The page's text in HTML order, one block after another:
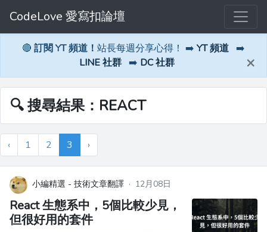
CodeLove 愛寫扣論壇
🔴 訂閱 YT 頻道！ 站長每週分享心得！ ➡️ YT 頻道 ➡️
LINE 社群 ➡️ DC 社群 ×
🔍 搜尋結果：REACT
‹ 1 2 3 ›
小編精選 - 技術文章翻譯 · 12月08日
React 生態系中，5個比較少見，
但很好用的套件